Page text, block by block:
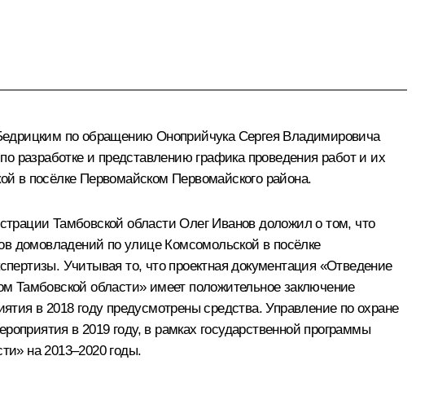
по обращению Оноприйчука Сергея Владимировича
разработке и представлению графика проведения работ и их
в посёлке Первомайском Первомайского района.
Тамбовской области Олег Иванов доложил о том, что
домовладений по улице Комсомольской в посёлке
Учитывая то, что проектная документация «Отведение
Тамбовской области» имеет положительное заключение
в 2018 году предусмотрены средства. Управление по охране
в 2019 году, в рамках государственной программы
на 2013–2020 годы.